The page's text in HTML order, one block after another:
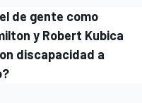
de gente como
y Robert Kubica
discapacidad a